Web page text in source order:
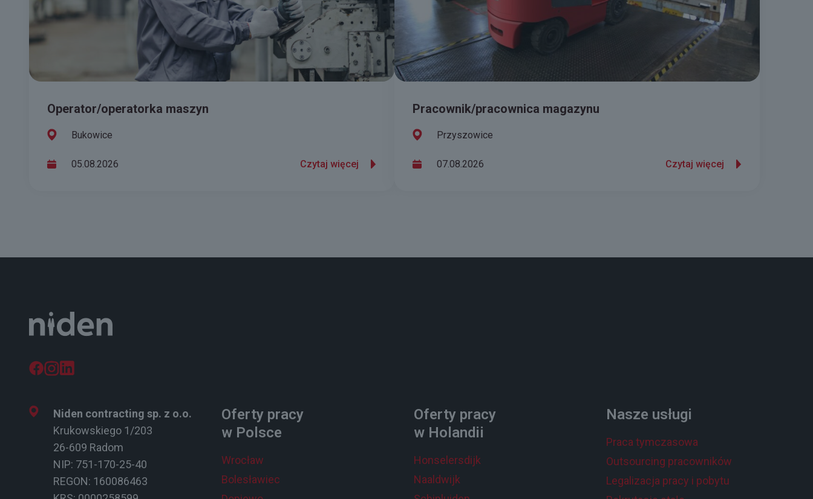
Operator/operatorka maszyn
Bukowice
05.08.2026 Czytaj więcej
Pracownik/pracownica magazynu
Przyszowice
07.08.2026 Czytaj więcej
Niden contracting sp. z o.o.
Krukowskiego 1/203
26-609 Radom
NIP: 751-170-25-40
REGON: 160086463
Oferty pracy
w Polsce
Wrocław
Bolesławiec
Oferty pracy
w Holandii
Honselersdijk
Naaldwijk
Nasze usługi
Praca tymczasowa
Outsourcing pracowników
Legalizacja pracy i pobytu